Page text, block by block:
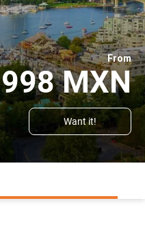
From
MXN
Want it!